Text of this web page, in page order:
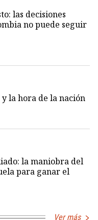
las decisiones
no puede seguir
la hora de la nación
la maniobra del
para ganar el
Ver más